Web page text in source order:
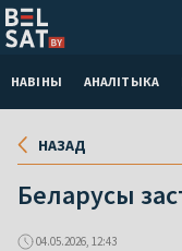
НАВІНЫ АНАЛІТЫКА
НАЗАД
Беларусы
04.05.2026, 12:43